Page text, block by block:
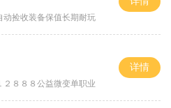
动捡收装备保值长期耐玩
２８８８公益微变单职业
详情